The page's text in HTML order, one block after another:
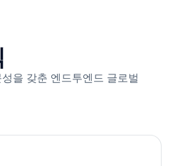
을 갖춘 엔드투엔드 글로벌